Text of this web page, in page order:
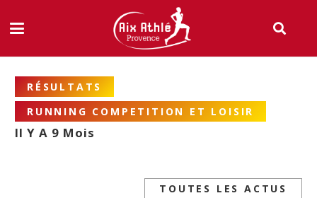
RÉSULTATS
RUNNING COMPETITION ET LOISIR
Il Y A 9 Mois
TOUTES LES ACTUS